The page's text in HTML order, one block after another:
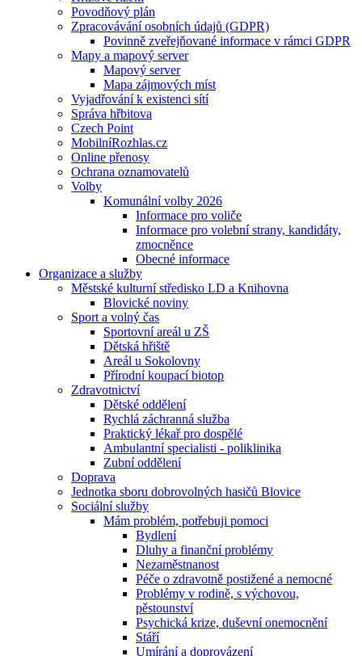
Povodňový plán
Zpracovávání osobních údajů (GDPR)
Povinně zveřejňované informace v rámci GDPR
Mapy a mapový server
Mapový server
Mapa zájmových míst
Vyjadřování k existenci sítí
Správa hřbitova
Czech Point
MobilníRozhlas.cz
Online přenosy
Ochrana oznamovatelů
Volby
Komunální volby 2026
Informace pro voliče
Informace pro volební strany, kandidáty,
zmocněnce
Obecné informace
Organizace a služby
Městské kulturní středisko LD a Knihovna
Blovické noviny
Sport a volný čas
Sportovní areál u ZŠ
Dětská hřiště
Areál u Sokolovny
Přírodní koupací biotop
Zdravotnictví
Dětské oddělení
Rychlá záchranná služba
Praktický lékař pro dospělé
Ambulantní specialisti - poliklinika
Zubní oddělení
Doprava
Jednotka sboru dobrovolných hasičů Blovice
Sociální služby
Mám problém, potřebuji pomoci
Bydlení
Dluhy a finanční problémy
Nezaměstnanost
Péče o zdravotně postižené a nemocné
Problémy v rodině, s výchovou,
pěstounství
Psychická krize, duševní onemocnění
Stáří
Umírání a doprovázení